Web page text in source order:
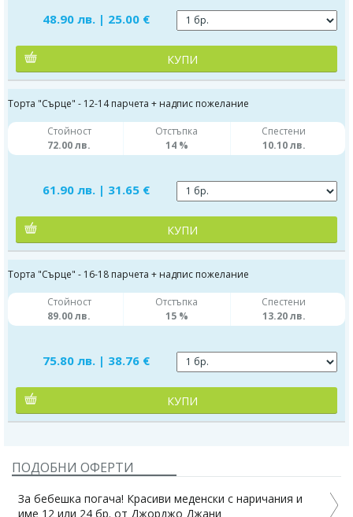
48.90 лв. | 25.00 €
КУПИ
Торта "Сърце" - 12-14 парчета + надпис пожелание
Стойност
72.00 лв.
Отстъпка
14 %
Спестени
10.10 лв.
61.90 лв. | 31.65 €
КУПИ
Торта "Сърце" - 16-18 парчета + надпис пожелание
Стойност
89.00 лв.
Отстъпка
15 %
Спестени
13.20 лв.
75.80 лв. | 38.76 €
КУПИ
ПОДОБНИ ОФЕРТИ
За бебешка погача! Красиви меденски с наричания и
име 12 или 24 бр. от Джорджо Джани